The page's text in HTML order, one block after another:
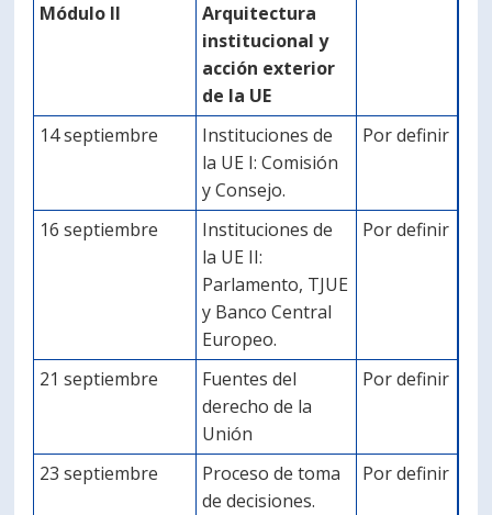
Módulo II
Arquitectura
institucional y
acción exterior
de la UE
14 septiembre
Instituciones de
la UE I: Comisión
y Consejo.
Por definir
16 septiembre
Instituciones de
la UE II:
Parlamento, TJUE
y Banco Central
Europeo.
Por definir
21 septiembre
Fuentes del
derecho de la
Unión
Por definir
23 septiembre
Proceso de toma
de decisiones.
Por definir